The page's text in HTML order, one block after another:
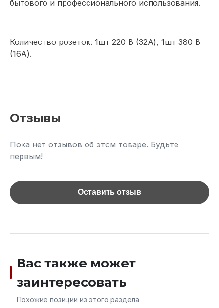
бытового и профессионального использования.
Количество розеток: 1шт 220 В (32А), 1шт 380 В
(16А).
Отзывы
Пока нет отзывов об этом товаре. Будьте
первым!
Оставить отзыв
Вас также может
заинтересовать
Похожие позиции из этого раздела